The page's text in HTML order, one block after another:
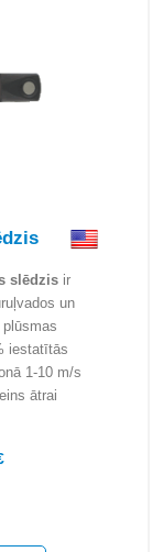
slēdzis ir
un
iestatītās
1-10 m/s
ātrai